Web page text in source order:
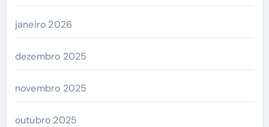
janeiro 2026
dezembro 2025
novembro 2025
outubro 2025